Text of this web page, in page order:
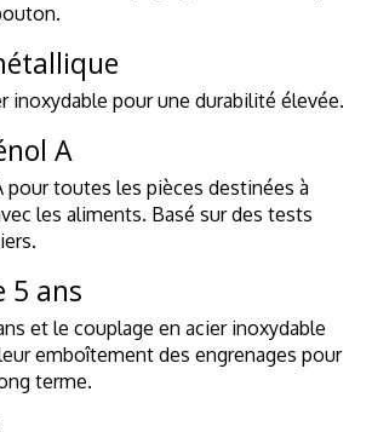
inoxydable pour une durabilité élevée.
A
pour toutes les pièces destinées à
les aliments. Basé sur des tests
5 ans
et le couplage en acier inoxydable
emboîtement des engrenages pour
terme.